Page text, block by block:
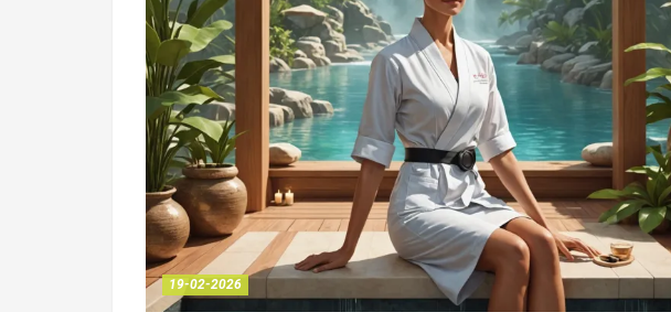
19-02-2026